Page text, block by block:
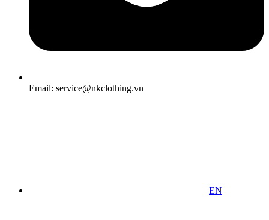
Email: service@nkclothing.vn
EN